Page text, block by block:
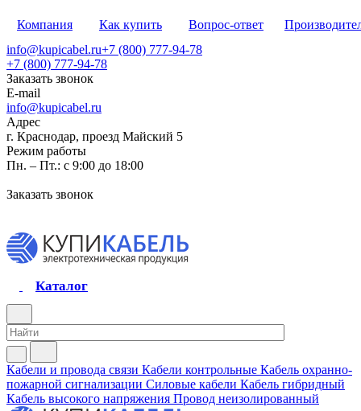
Компания Как купить Вопрос-ответ
info@kupicabel.ru+7 (800) 777-94-78
+7 (800) 777-94-78
Заказать звонок
E-mail
info@kupicabel.ru
Адрес
г. Краснодар, проезд Майский 5
Режим работы
Пн. – Пт.: с 9:00 до 18:00
Заказать звонок
Каталог
Кабели и провода связи Кабели контрольные Кабель охранно-
пожарной сигнализации Силовые кабели Кабель гибридный
Кабель высокого напряжения Провод неизолированный